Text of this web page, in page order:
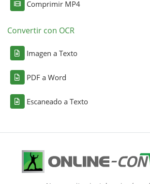
Comprimir MP4
Convertir con OCR
Imagen a Texto
PDF a Word
Escaneado a Texto